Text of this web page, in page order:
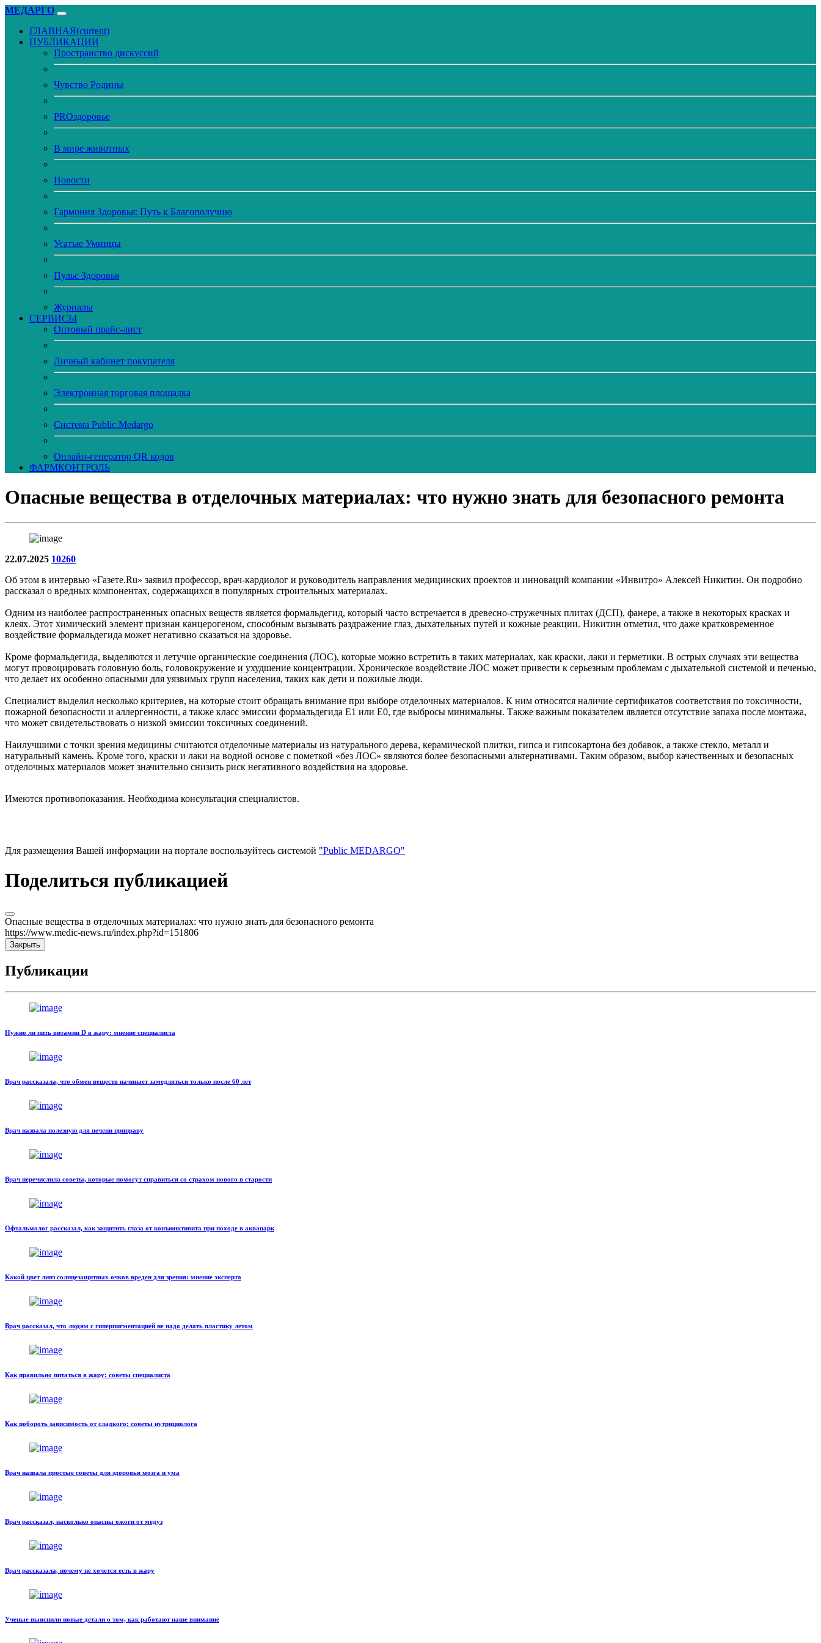
МЕДАРГО
ГЛАВНАЯ(current)
ПУБЛИКАЦИИ
Пространство дискуссий
Чувство Родины
PROздоровье
В мире животных
Новости
Гармония Здоровья: Путь к Благополучию
Усатые Умницы
Пульс Здоровья
Журналы
CЕРВИСЫ
Оптовый прайс-лист
Личный кабинет покупателя
Электронная торговая площадка
Система Public.Medargo
Онлайн-генератор QR кодов
ФАРМКОНТРОЛЬ
Опасные вещества в отделочных материалах: что нужно знать для безопасного ремонта
22.07.2025 10260
Об этом в интервью «Газете.Ru» заявил профессор, врач-кардиолог и руководитель направления медицинских проектов и инноваций компании «Инвитро» Алексей Никитин. Он подробно
рассказал о вредных компонентах, содержащихся в популярных строительных материалах.
Одним из наиболее распространенных опасных веществ является формальдегид, который часто встречается в древесно-стружечных плитах (ДСП), фанере, а также в некоторых красках и
клеях. Этот химический элемент признан канцерогеном, способным вызывать раздражение глаз, дыхательных путей и кожные реакции. Никитин отметил, что даже кратковременное
воздействие формальдегида может негативно сказаться на здоровье.
Кроме формальдегида, выделяются и летучие органические соединения (ЛОС), которые можно встретить в таких материалах, как краски, лаки и герметики. В острых случаях эти вещества
могут провоцировать головную боль, головокружение и ухудшение концентрации. Хроническое воздействие ЛОС может привести к серьезным проблемам с дыхательной системой и печенью,
что делает их особенно опасными для уязвимых групп населения, таких как дети и пожилые люди.
Специалист выделил несколько критериев, на которые стоит обращать внимание при выборе отделочных материалов. К ним относятся наличие сертификатов соответствия по токсичности,
пожарной безопасности и аллергенности, а также класс эмиссии формальдегида E1 или E0, где выбросы минимальны. Также важным показателем является отсутствие запаха после монтажа,
что может свидетельствовать о низкой эмиссии токсичных соединений.
Наилучшими с точки зрения медицины считаются отделочные материалы из натурального дерева, керамической плитки, гипса и гипсокартона без добавок, а также стекло, металл и
натуральный камень. Кроме того, краски и лаки на водной основе с пометкой «без ЛОС» являются более безопасными альтернативами. Таким образом, выбор качественных и безопасных
отделочных материалов может значительно снизить риск негативного воздействия на здоровье.
Имеются противопоказания. Необходима консультация специалистов.
Для размещения Вашей информации на портале воспользуйтесь системой "Public MEDARGO"
Поделиться публикацией
Опасные вещества в отделочных материалах: что нужно знать для безопасного ремонта
https://www.medic-news.ru/index.php?id=151806
Закрыть
Публикации
Нужно ли пить витамин D в жару: мнение специалиста
Врач рассказала, что обмен веществ начинает замедляться только после 60 лет
Врач назвала полезную для печени приправу
Врач перечислила советы, которые помогут справиться со страхом нового в старости
Офтальмолог рассказал, как защитить глаза от конъюнктивита при походе в аквапарк
Какой цвет линз солнцезащитных очков вреден для зрения: мнение эксперта
Врач рассказал, что людям с гиперпигментацией не надо делать пластику летом
Как правильно питаться в жару: советы специалиста
Как побороть зависимость от сладкого: советы нутрициолога
Врач назвала простые советы для здоровья мозга и ума
Врач рассказал, насколько опасны ожоги от медуз
Врач рассказала, почему не хочется есть в жару
Ученые выяснили новые детали о том, как работают наше внимание